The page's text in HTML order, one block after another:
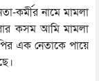
কর্মীর নামে মামলা
কসম আমি মামলা
এক নেতাকে পায়ে